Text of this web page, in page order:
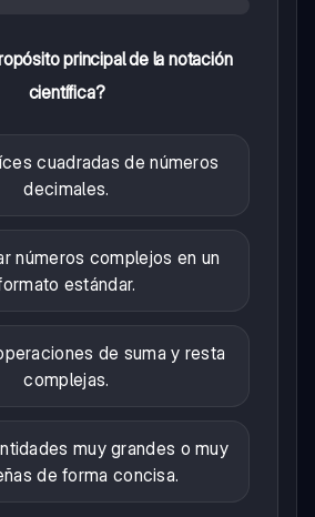
principal de la notación
científica?
cuadradas de números
decimales.
números complejos en un
estándar.
de suma y resta
complejas.
muy grandes o muy
de forma concisa.